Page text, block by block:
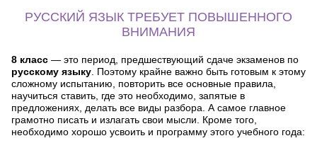
РУССКИЙ ЯЗЫК ТРЕБУЕТ ПОВЫШЕННОГО
ВНИМАНИЯ
8 класс — это период, предшествующий сдаче экзаменов по
русскому языку . Поэтому крайне важно быть готовым к этому
сложному испытанию, повторить все основные правила,
научиться ставить, где это необходимо, запятые в
предложениях, делать все виды разбора. А самое главное
грамотно писать и излагать свои мысли. Кроме того,
необходимо хорошо усвоить и программу этого учебного года: